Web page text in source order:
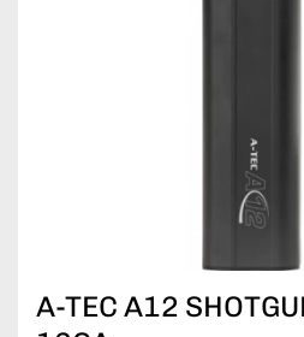
A-TEC A12